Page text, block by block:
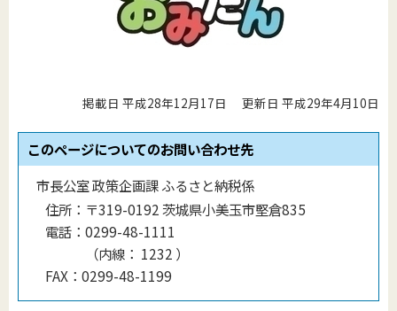
掲載日 平成28年12月17日 更新日 平成29年4月10日
このページについてのお問い合わせ先
市長公室 政策企画課 ふるさと納税係
住所： 〒319-0192 茨城県小美玉市堅倉835
電話： 0299-48-1111
（内線 ： 1232 ）
FAX： 0299-48-1199